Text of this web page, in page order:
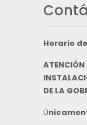
Horario
ATENCIÓN
DE LA
Ú